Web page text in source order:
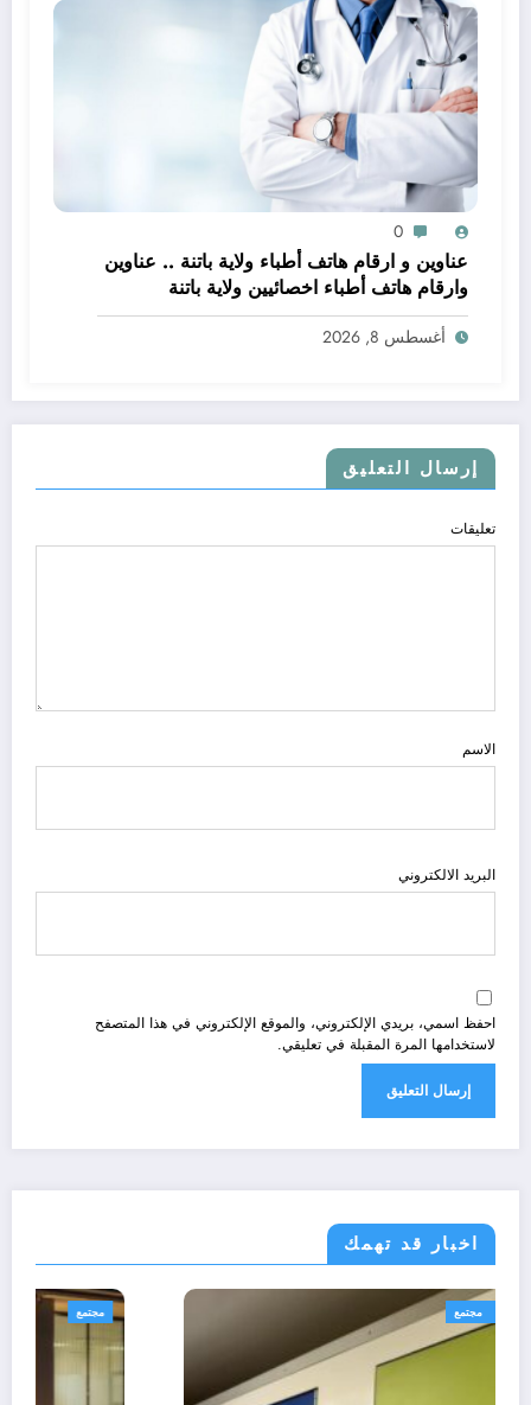
0
عناوين و ارقام هاتف أطباء ولاية باتنة .. عناوين
وارقام هاتف أطباء اخصائيين ولاية باتنة
أغسطس 8, 2026
إرسال التعليق
تعليقات
الاسم
البريد الالكتروني
احفظ اسمي، بريدي الإلكتروني، والموقع الإلكتروني في هذا المتصفح
لاستخدامها المرة المقبلة في تعليقي.
اخبار قد تهمك
رياضة طب صحة ونصائح